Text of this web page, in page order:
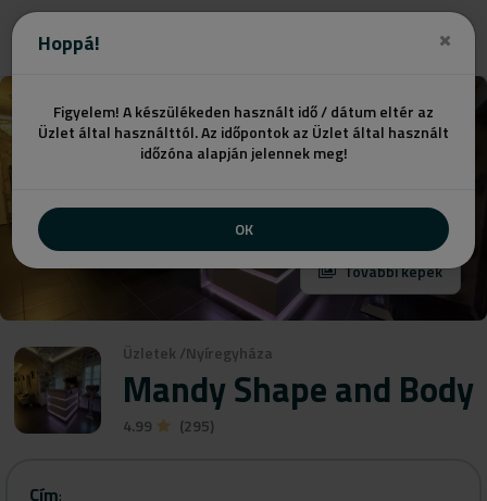
Hoppá!
Figyelem! A készülékeden használt idő / dátum eltér az
Üzlet által használttól. Az időpontok az Üzlet által használt
időzóna alapján jelennek meg!
OK
Üzletek /Nyíregyháza
Mandy Shape and Body
4.99 (295)
További képek
Cím: